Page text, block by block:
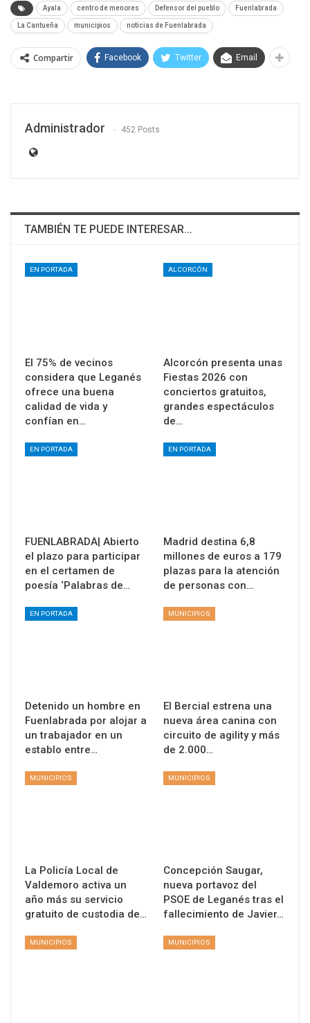
Ayala centro de menores Defensor del pueblo Fuenlabrada
La Cantueña municipios noticias de Fuenlabrada
Compartir Facebook Twitter Email
Administrador 452 Posts
TAMBIÉN TE PUEDE INTERESAR...
EN PORTADA
El 75% de vecinos
considera que Leganés
ofrece una buena
calidad de vida y
confían en…
ALCORCÓN
Alcorcón presenta unas
Fiestas 2026 con
conciertos gratuitos,
grandes espectáculos
de…
EN PORTADA
FUENLABRADA| Abierto
el plazo para participar
en el certamen de
poesía ‘Palabras de…
EN PORTADA
Madrid destina 6,8
millones de euros a 179
plazas para la atención
de personas con…
EN PORTADA
Detenido un hombre en
Fuenlabrada por alojar a
un trabajador en un
establo entre…
MUNICIPIOS
El Bercial estrena una
nueva área canina con
circuito de agility y más
de 2.000…
MUNICIPIOS
La Policía Local de
Valdemoro activa un
año más su servicio
gratuito de custodia de…
MUNICIPIOS
Concepción Saugar,
nueva portavoz del
PSOE de Leganés tras el
fallecimiento de Javier…
MUNICIPIOS MUNICIPIOS